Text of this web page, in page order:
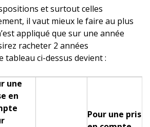
et surtout celles
il vaut mieux le faire au plus
appliqué que sur une année
racheter 2 années
tableau ci-dessus devient :
une
en
Pour une prise